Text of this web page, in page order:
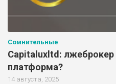
Сомнительные
Capitaluxltd:
платформа?
14 августа, 2025